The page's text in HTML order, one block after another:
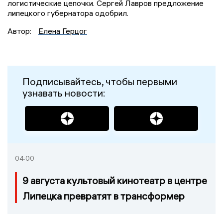
логистические цепочки. Сергей Лавров предложение
липецкого губернатора одобрил.
Автор:
Елена Герцог
Подписывайтесь, чтобы первыми
узнавать новости:
04:00
9 августа культовый кинотеатр в центре
Липецка превратят в трансформер